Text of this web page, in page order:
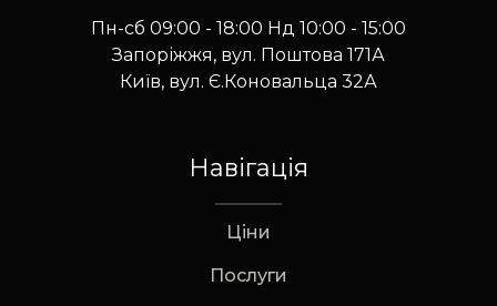
Пн-сб 09:00 - 18:00 Нд 10:00 - 15:00
Запоріжжя, вул. Поштова 171А
Київ, вул. Є.Коновальца 32А
Навігація
Ціни
Послуги